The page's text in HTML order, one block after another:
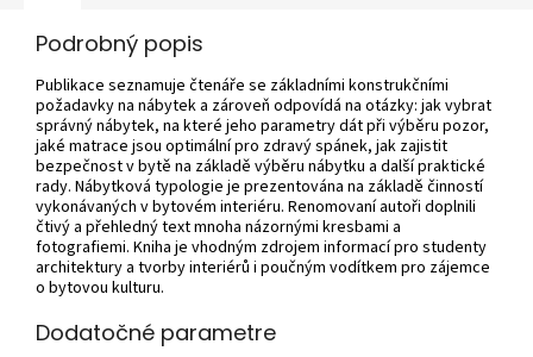
Podrobný popis
Publikace seznamuje čtenáře se základními konstrukčními
požadavky na nábytek a zároveň odpovídá na otázky: jak vybrat
správný nábytek, na které jeho parametry dát při výběru pozor,
jaké matrace jsou optimální pro zdravý spánek, jak zajistit
bezpečnost v bytě na základě výběru nábytku a další praktické
rady. Nábytková typologie je prezentována na základě činností
vykonávaných v bytovém interiéru. Renomovaní autoři doplnili
čtivý a přehledný text mnoha názornými kresbami a
fotografiemi. Kniha je vhodným zdrojem informací pro studenty
architektury a tvorby interiérů i poučným vodítkem pro zájemce
o bytovou kulturu.
Dodatočné parametre